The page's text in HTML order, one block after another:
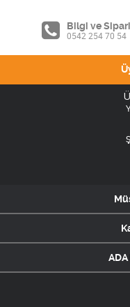
Bilgi ve
0542 254 70 54
ADA